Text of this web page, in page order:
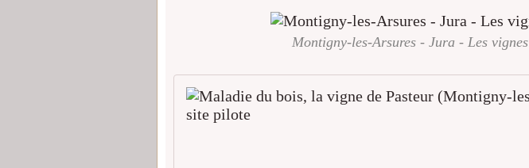
Montigny-les-Arsures - Jura - Les vignes